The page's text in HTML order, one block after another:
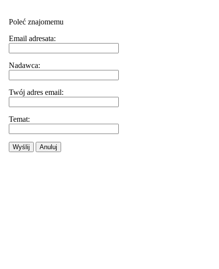
Poleć znajomemu
Email adresata:
Nadawca:
Twój adres email:
Temat:
Wyślij Anuluj